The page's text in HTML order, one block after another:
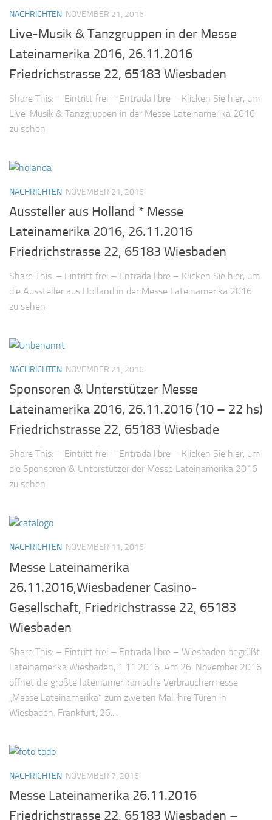
NACHRICHTEN NOVEMBER 21, 2016
Live-Musik & Tanzgruppen in der Messe
Lateinamerika 2016, 26.11.2016
Friedrichstrasse 22, 65183 Wiesbaden
Share This: – Eintritt frei – Entrada libre – Klicken Sie hier, um
Live-Musik & Tanzgruppen in der Messe Lateinamerika 2016
zu sehen
NACHRICHTEN NOVEMBER 21, 2016
Aussteller aus Holland * Messe
Lateinamerika 2016, 26.11.2016
Friedrichstrasse 22, 65183 Wiesbaden
Share This: – Eintritt frei – Entrada libre – Klicken Sie hier, um
die Aussteller aus Holland in der Messe Lateinamerika 2016
zu sehen
NACHRICHTEN NOVEMBER 21, 2016
Sponsoren & Unterstützer Messe
Lateinamerika 2016, 26.11.2016 (10 – 22 hs)
Friedrichstrasse 22, 65183 Wiesbade
Share This: – Eintritt frei – Entrada libre – Klicken Sie hier, um
die Sponsoren & Unterstützer der Messe Lateinamerika 2016
zu sehen
NACHRICHTEN NOVEMBER 11, 2016
Messe Lateinamerika
26.11.2016,Wiesbadener Casino-
Gesellschaft, Friedrichstrasse 22, 65183
Wiesbaden
Share This: – Eintritt frei – Entrada libre – Wiesbaden begrüßt
Lateinamerika Wiesbaden, 1.11.2016. Am 26. November 2016
öffnet die größte lateinamerikanische Verbrauchermesse
„Messe Lateinamerika“ zum zweiten Mal ihre Türen in
Wiesbaden. Frankfurt, 26....
NACHRICHTEN NOVEMBER 7, 2016
Messe Lateinamerika 26.11.2016
Friedrichstrasse 22, 65183 Wiesbaden –